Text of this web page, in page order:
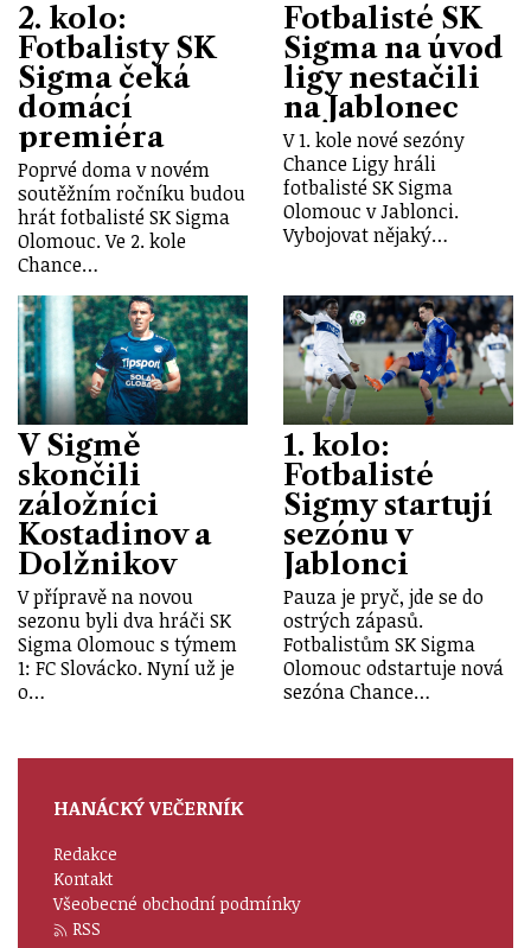
2. kolo:
Fotbalisty SK
Sigma čeká
domácí
premiéra
Poprvé doma v novém
soutěžním ročníku budou
hrát fotbalisté SK Sigma
Olomouc. Ve 2. kole
Chance…
Fotbalisté SK
Sigma na úvod
ligy nestačili
na Jablonec
V 1. kole nové sezóny
Chance Ligy hráli
fotbalisté SK Sigma
Olomouc v Jablonci.
Vybojovat nějaký…
V Sigmě
skončili
záložníci
Kostadinov a
Dolžnikov
V přípravě na novou
sezonu byli dva hráči SK
Sigma Olomouc s týmem
1: FC Slovácko. Nyní už je
o…
1. kolo:
Fotbalisté
Sigmy startují
sezónu v
Jablonci
Pauza je pryč, jde se do
ostrých zápasů.
Fotbalistům SK Sigma
Olomouc odstartuje nová
sezóna Chance…
HANÁCKÝ VEČERNÍK
Redakce
Kontakt
Všeobecné obchodní podmínky
RSS